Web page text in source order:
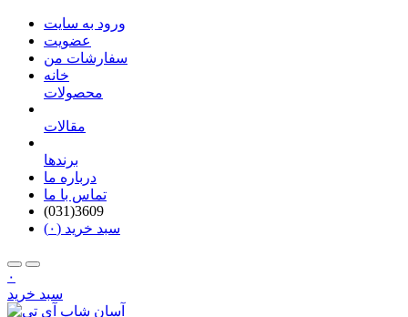
ورود به سایت
عضویت
سفارشات من
خانه
محصولات
مقالات
برندها
درباره ما
تماس با ما
(031)3609
سبد خرید (۰)
۰
سبد خرید